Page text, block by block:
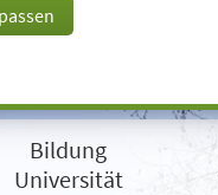
Bildung
Universität